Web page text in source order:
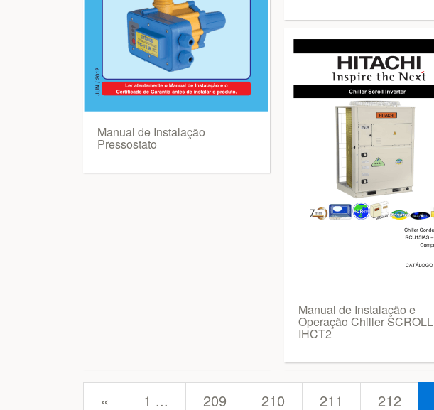
Manual de Instalação
Pressostato
Manual de Instalação e
Operação Chiller SCROLL
IHCT2
« 1 ... 209 210 211 212